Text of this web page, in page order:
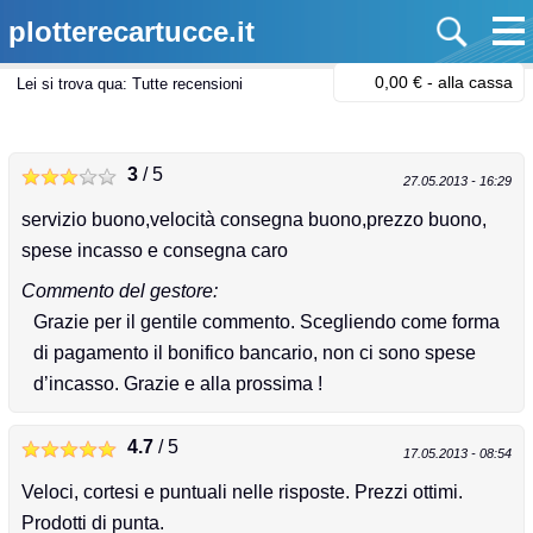
plotterecartucce.it
0,00 € - alla cassa
Lei si trova qua: Tutte recensioni
27.05.2013 - 16:29
3 / 5
servizio buono,velocità consegna buono,prezzo buono,
spese incasso e consegna caro
Commento del gestore:
Grazie per il gentile commento. Scegliendo come forma
di pagamento il bonifico bancario, non ci sono spese
d’incasso. Grazie e alla prossima !
17.05.2013 - 08:54
4.7 / 5
Veloci, cortesi e puntuali nelle risposte. Prezzi ottimi.
Prodotti di punta.